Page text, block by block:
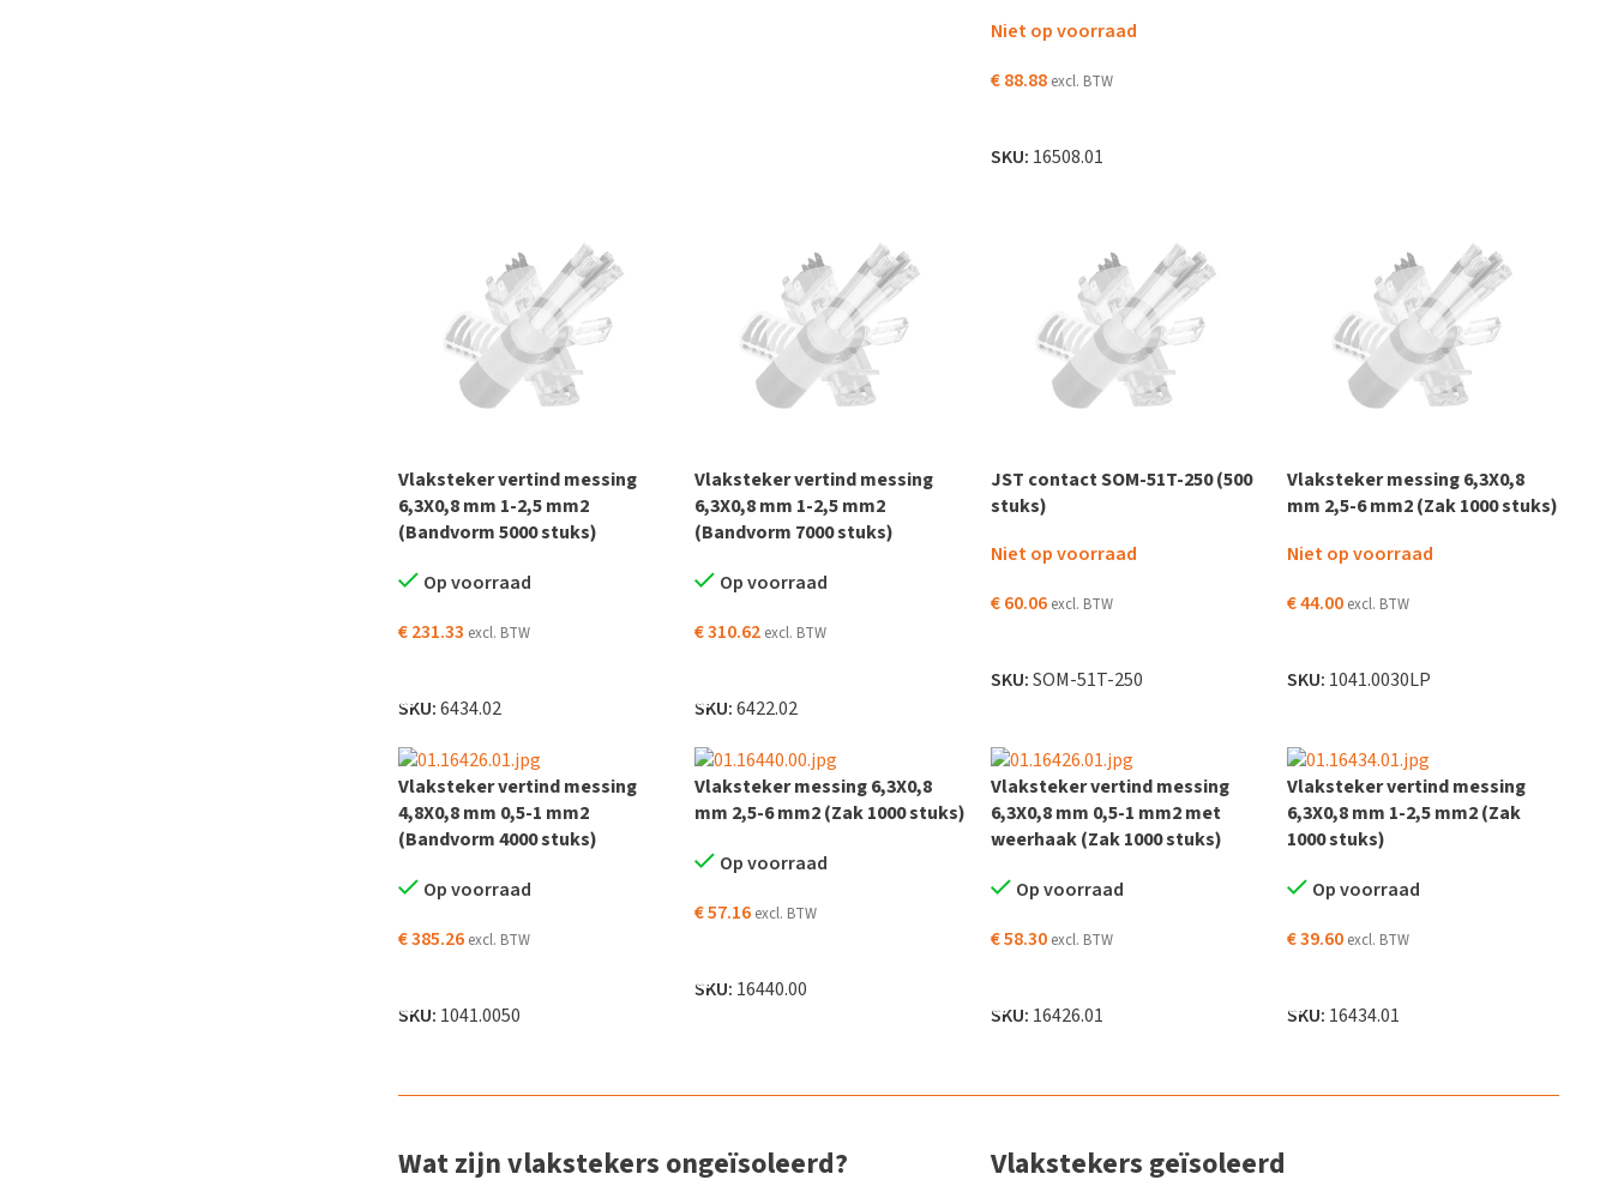
Niet op voorraad
€88.88 excl. BTW
SKU: 16508.01
Vlaksteker vertind messing
6,3X0,8 mm 1-2,5 mm2
(Bandvorm 5000 stuks)
Op voorraad
€231.33 excl. BTW
SKU:6434.02
Vlaksteker vertind messing
6,3X0,8 mm 1-2,5 mm2
(Bandvorm 7000 stuks)
Op voorraad
€310.62 excl. BTW
SKU:6422.02
JST contact SOM-51T-250 (500
stuks)
Niet op voorraad
€60.06 excl. BTW
SKU:SOM-51T-250
Vlaksteker messing 6,3X0,8
mm 2,5-6 mm2 (Zak 1000 stuks)
Niet op voorraad
€44.00 excl. BTW
SKU: 1041.0030LP
Vlaksteker vertind messing
4,8X0,8 mm 0,5-1 mm2
(Bandvorm 4000 stuks)
Op voorraad
€385.26 excl. BTW
SKU: 1041.0050
Vlaksteker messing 6,3X0,8
mm 2,5-6 mm2 (Zak 1000 stuks)
Op voorraad
€57.16 excl. BTW
SKU: 16440.00
Vlaksteker vertind messing
6,3X0,8 mm 0,5-1 mm2 met
weerhaak (Zak 1000 stuks)
Op voorraad
€58.30 excl. BTW
SKU: 16426.01
Vlaksteker vertind messing
6,3X0,8 mm 1-2,5 mm2 (Zak
1000 stuks)
Op voorraad
€39.60 excl. BTW
SKU: 16434.01
Wat zijn vlakstekers ongeïsoleerd? Vlakstekers geïsoleerd